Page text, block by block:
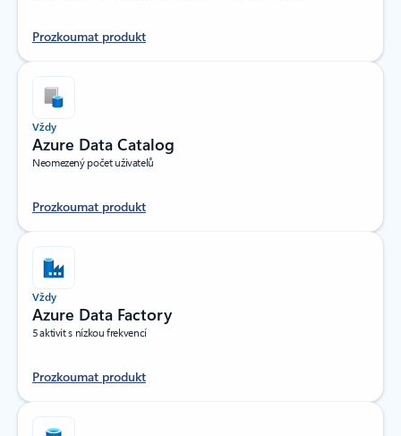
Prozkoumat produkt
Vždy
Azure Data Catalog
Neomezený počet uživatelů
Prozkoumat produkt
Vždy
Azure Data Factory
5 aktivit s nízkou frekvencí
Prozkoumat produkt